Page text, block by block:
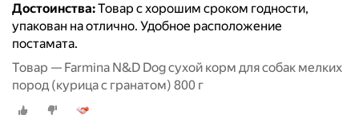
Достоинства:Товар с хорошим сроком годности,
упакован на отлично. Удобное расположение
постамата.
Товар — Farmina N&D Dog сухой корм для собак мелких
пород (курица с гранатом) 800 г